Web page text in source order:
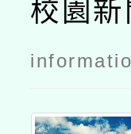
校園